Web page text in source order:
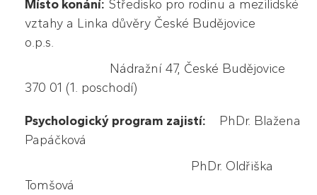
Místo konání: Středisko pro rodinu a mezilidské
vztahy a Linka důvěry České Budějovice
o.p.s.
Nádražní 47, České Budějovice
370 01 (1. poschodí)
Psychologický program zajistí:
PhDr. Blažena
Papáčková
PhDr. Oldřiška
Tomšová